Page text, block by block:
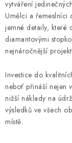
vytváření
Umělci a řemeslníci
jemné detaily, které
diamantovými
nejnáročnější
Investice do
neboť přináší nejen
nižší náklady na
výsledků ve všech
místě.